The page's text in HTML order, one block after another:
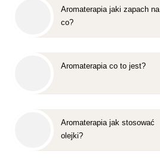
Aromaterapia jaki zapach na
co?
Aromaterapia co to jest?
Aromaterapia jak stosować
olejki?